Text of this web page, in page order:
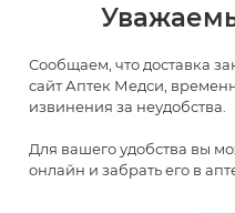
Быстрый просмотр
Сообщаем, что доставка
сайт Аптек Медси,
извинения за неудобства.
Для вашего удобства вы
онлайн и забрать его в